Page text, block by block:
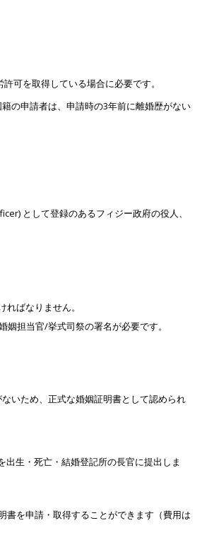
可を取得している場合に必要です。
の申請者は、申請時の3年前に離婚歴がない
として登録のあるフィジー政府の役人、
ばなりません。
担当官/挙式司祭の署名が必要です。
いため、正式な婚姻証明書として認められ
生・死亡・結婚登記所の長官に提出しま
書を申請・取得することができます（費用は